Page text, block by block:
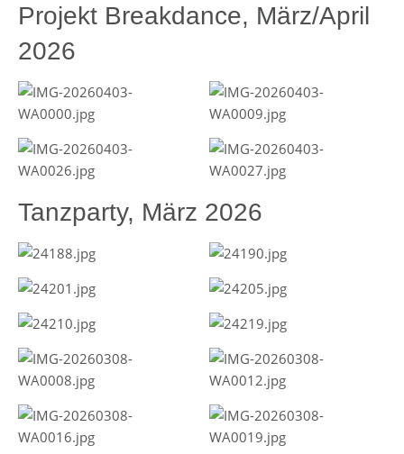
Projekt Breakdance, März/April
2026
Tanzparty, März 2026